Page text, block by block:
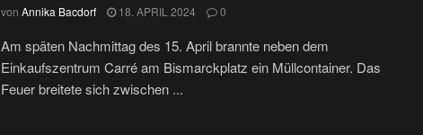
von Annika Bacdorf 18. APRIL 2024 0
Am späten Nachmittag des 15. April brannte neben dem
Einkaufszentrum Carré am Bismarckplatz ein Müllcontainer. Das
Feuer breitete sich zwischen ...